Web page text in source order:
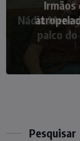
Nádia
palco
Pesquisar